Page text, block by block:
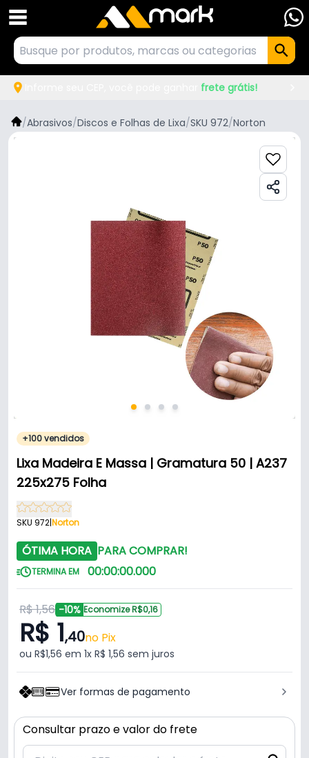
frete grátis!
/Abrasivos/Discos e Folhas de Lixa/SKU 972/Norton
+100 vendidos
Lixa Madeira E Massa | Gramatura 50 | A237
225x275 Folha
SKU 972|Norton
ÓTIMA HORA PARA COMPRAR!
TERMINA EM 00:00:00.000
R$ 1,56 -10% Economize R$0,16
R$ 1,40no Pix
ou R$1,56 em 1x R$ 1,56 sem juros
Ver formas de pagamento
Consultar prazo e valor do frete